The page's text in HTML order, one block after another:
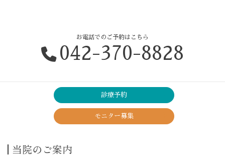
お電話でのご予約はこちら
042-370-8828
診療予約
モニター募集
当院のご案内